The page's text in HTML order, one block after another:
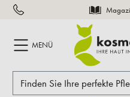
springen
MENÜ